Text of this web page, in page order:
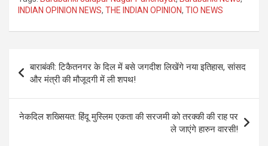
at
s
p
p
ce
b
o
k
se
n
er
py
Li
k
ar
e
INDIAN OPINION NEWS, THE INDIAN OPINION, TIO NEWS
navigation
बाराबंकी: टिकैतनगर के दिल में बसे जगदीश लिखेंगे नया इतिहास, सांसद
और मंत्री की मौजूदगी में ली शपथ!
नेकदिल शख्सियत: हिंदू मुस्लिम एकता की सरजमी को तरक्की की राह पर
ले जाएंगे हारुन वारसी!